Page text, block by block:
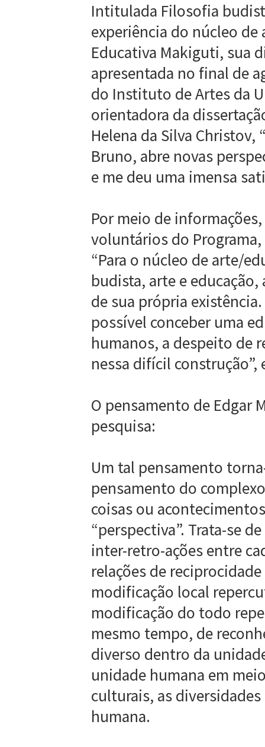
Intitulada Filosofia
experiência do núcleo de
Educativa Makiguti, sua
apresentada no final de
do Instituto de Artes da
orientadora da
Helena da Silva
Bruno, abre novas
e me deu uma imensa
Por meio de
voluntários do
“Para o núcleo de arte/
budista, arte e
de sua própria
possível conceber uma
humanos, a despeito de
nessa difícil construção”,
O pensamento de Edgar
pesquisa:
Um tal pensamento
pensamento do
coisas ou
“perspectiva”. Trata-se
inter-retro-ações entre
relações de
modificação local
modificação do todo
mesmo tempo, de
diverso dentro da
unidade humana em
culturais, as
humana.